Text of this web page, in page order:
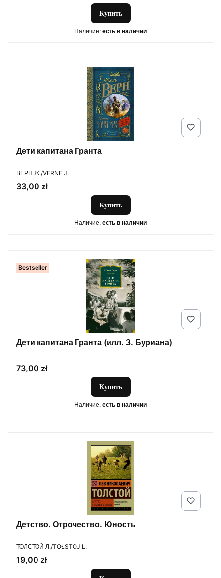
Купить
Наличие: есть в наличии
Дети капитана Гранта
ПРОИЗВОДИТЕЛЬ
ВЕРН Ж./VERNE J.
Цена
33,00 zł
Купить
Наличие: есть в наличии
Bestseller
Дети капитана Гранта (илл. З. Буриана)
Цена
73,00 zł
Купить
Наличие: есть в наличии
Детство. Отрочество. Юность
ПРОИЗВОДИТЕЛЬ
ТОЛСТОЙ Л./TOŁSTOJ L.
Цена
19,00 zł